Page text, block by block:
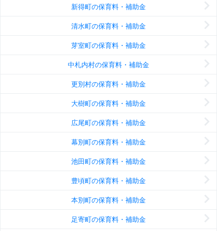
新得町の保育料・補助金
清水町の保育料・補助金
芽室町の保育料・補助金
中札内村の保育料・補助金
更別村の保育料・補助金
大樹町の保育料・補助金
広尾町の保育料・補助金
幕別町の保育料・補助金
池田町の保育料・補助金
豊頃町の保育料・補助金
本別町の保育料・補助金
足寄町の保育料・補助金